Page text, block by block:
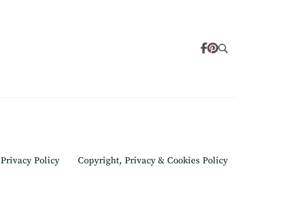
Privacy Policy Copyright, Privacy & Cookies Policy